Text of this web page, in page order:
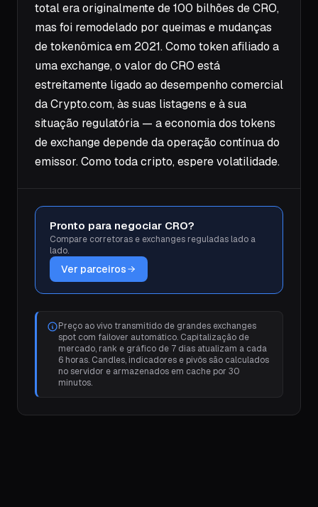
total era originalmente de 100 bilhões de CRO,
mas foi remodelado por queimas e mudanças
de tokenômica em 2021. Como token afiliado a
uma exchange, o valor do CRO está
estreitamente ligado ao desempenho comercial
da Crypto.com, às suas listagens e à sua
situação regulatória — a economia dos tokens
de exchange depende da operação contínua do
emissor. Como toda cripto, espere volatilidade.
Pronto para negociar CRO?
Compare corretoras e exchanges reguladas lado a
lado.
Ver parceiros
Preço ao vivo transmitido de grandes exchanges
spot com failover automático. Capitalização de
mercado, rank e gráfico de 7 dias atualizam a cada
6 horas. Candles, indicadores e pivôs são calculados
no servidor e armazenados em cache por 30
minutos.